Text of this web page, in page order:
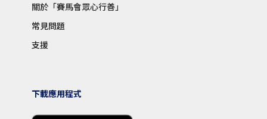
關於「賽馬會眾心行善」
常見問題
支援
下載應用程式